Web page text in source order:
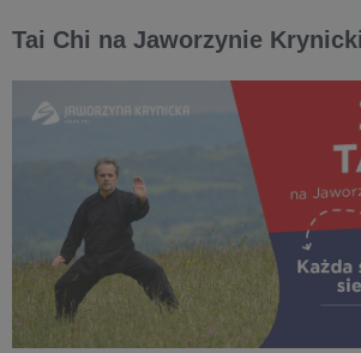
Tai Chi na Jaworzynie